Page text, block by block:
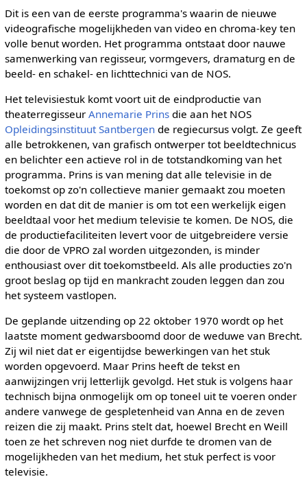
Dit is een van de eerste programma's waarin de nieuwe
videografische mogelijkheden van video en chroma-key ten
volle benut worden. Het programma ontstaat door nauwe
samenwerking van regisseur, vormgevers, dramaturg en de
beeld- en schakel- en lichttechnici van de NOS.
Het televisiestuk komt voort uit de eindproductie van
theaterregisseur Annemarie Prinsdie aan het NOS
Opleidingsinstituut Santbergende regiecursus volgt. Ze geeft
alle betrokkenen, van grafisch ontwerper tot beeldtechnicus
en belichter een actieve rol in de totstandkoming van het
programma. Prins is van mening dat alle televisie in de
toekomst op zo'n collectieve manier gemaakt zou moeten
worden en dat dit de manier is om tot een werkelijk eigen
beeldtaal voor het medium televisie te komen. De NOS, die
de productiefaciliteiten levert voor de uitgebreidere versie
die door de VPRO zal worden uitgezonden, is minder
enthousiast over dit toekomstbeeld. Als alle producties zo'n
groot beslag op tijd en mankracht zouden leggen dan zou
het systeem vastlopen.
De geplande uitzending op 22 oktober 1970 wordt op het
laatste moment gedwarsboomd door de weduwe van Brecht.
Zij wil niet dat er eigentijdse bewerkingen van het stuk
worden opgevoerd. Maar Prins heeft de tekst en
aanwijzingen vrij letterlijk gevolgd. Het stuk is volgens haar
technisch bijna onmogelijk om op toneel uit te voeren onder
andere vanwege de gespletenheid van Anna en de zeven
reizen die zij maakt. Prins stelt dat, hoewel Brecht en Weill
toen ze het schreven nog niet durfde te dromen van de
mogelijkheden van het medium, het stuk perfect is voor
televisie.